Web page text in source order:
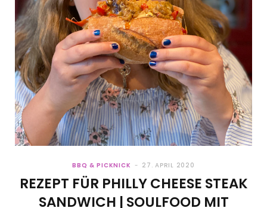
BBQ & PICKNICK 27. APRIL 2020
REZEPT FÜR PHILLY CHEESE STEAK
SANDWICH | SOULFOOD MIT